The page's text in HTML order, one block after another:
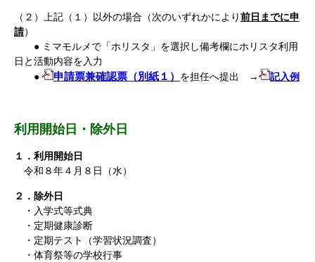
（２）上記（１）以外の場合（次のいずれかにより前日までに申
請）
● ミマモルメで「ホリスタ」を選択し備考欄にホリスタ利用
日と活動内容を入力
●
申請票兼確認票（別紙１） を担任へ提出 → 記入例
利用開始日・除外日
１．利用開始日
令和８年４月８日（水）
２．除外日
・入学式等式典
・定期健康診断
・定期テスト（学習状況調査）
・体育祭等の学校行事